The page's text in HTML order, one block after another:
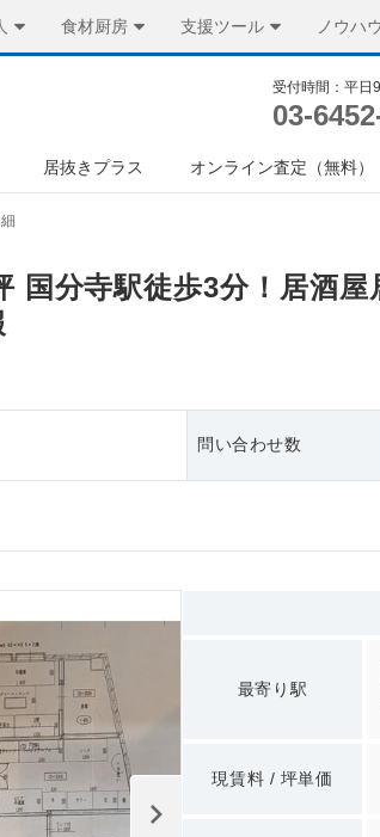
食材厨房 支援ツール ノウハウ
受付時間：平日
03-
居抜きプラス オンライン査定（無料）
国分寺駅徒歩3分！居酒
問い合わせ数
最寄り駅
現賃料 / 坪単価